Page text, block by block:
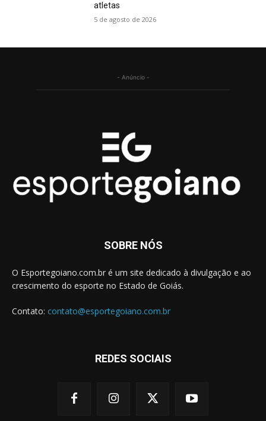
atletas
5 de agosto de 2026
- Anúncio -
SOBRE NÓS
O Esportegoiano.com.br é um site dedicado à divulgação e ao
crescimento do esporte no Estado de Goiás.
Contato: contato@esportegoiano.com.br
REDES SOCIAIS